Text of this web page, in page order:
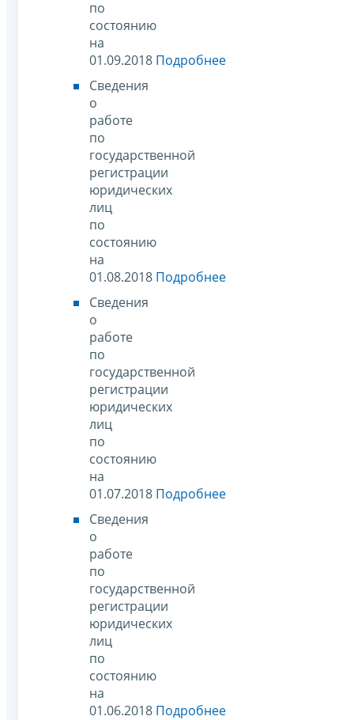
по
состоянию
на
01.09.2018 Подробнее
Сведения
о
работе
по
государственной
регистрации
юридических
лиц
по
состоянию
на
01.08.2018 Подробнее
Сведения
о
работе
по
государственной
регистрации
юридических
лиц
по
состоянию
на
01.07.2018 Подробнее
Сведения
о
работе
по
государственной
регистрации
юридических
лиц
по
состоянию
на
01.06.2018 Подробнее